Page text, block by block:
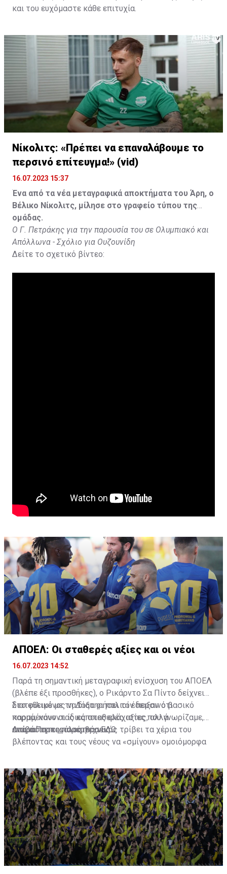
και του ευχόμαστε κάθε επιτυχία.
Νίκολιτς: «Πρέπει να επαναλάβουμε το
περσινό επίτευγμα!» (vid)
16.07.2023 15:37
Ένα από τα νέα μεταγραφικά αποκτήματα του Άρη, ο
Βέλικο Νίκολιτς, μίλησε στο γραφείο τύπου της
ομάδας.
Ο Γ. Πετράκης για την παρουσία του σε Ολυμπιακό και
Απόλλωνα - Σχόλιο για Ουζουνίδη
Δείτε το σχετικό βίντεο:
ΑΠΟΕΛ: Οι σταθερές αξίες και οι νέοι
16.07.2023 14:52
Παρά τη σημαντική μεταγραφική ενίσχυση του ΑΠΟΕΛ
(βλέπε έξι προσθήκες), ο Ρικάρντο Σα Πίντο δείχνει
διατεθειμένος να διατηρήσει τον περσινό βασικό
κορμό, κάνοντας κάποιες ελάχιστες, αλλά
απαραίτητες παρεμβάσεις.
Στο φιλικό με τη Δόξα οι παλιοί έδειξαν ότι
παραμένουν οι ίδιες σταθερές αξίες που γνωρίζαμε,
ενώ ο Πορτογάλος τεχνικός τρίβει τα χέρια του
βλέποντας και τους νέους να «σμίγουν» ομοιόμορφα
Διαβάστε περισσότεραΕΔΩ.